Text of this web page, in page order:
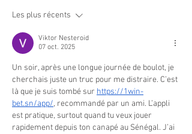
Les plus récents
Viktor Nesteroid
07 oct. 2025
Un soir, après une longue journée de boulot, je
cherchais juste un truc pour me distraire. C’est
là que je suis tombé sur https://1win-
bet.sn/app/, recommandé par un ami. L’appli
est pratique, surtout quand tu veux jouer
rapidement depuis ton canapé au Sénégal. J’ai